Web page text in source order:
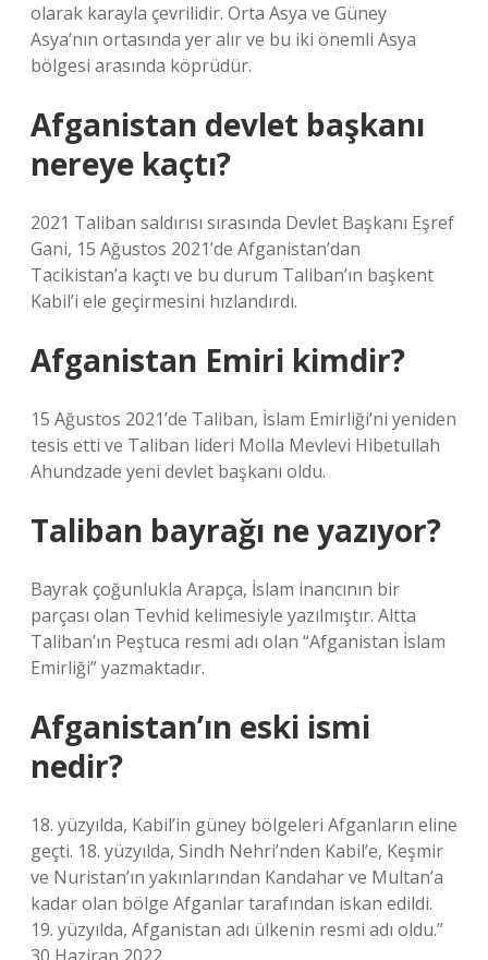
olarak karayla çevrilidir. Orta Asya ve Güney
Asya’nın ortasında yer alır ve bu iki önemli Asya
bölgesi arasında köprüdür.
Afganistan devlet başkanı
nereye kaçtı?
2021 Taliban saldırısı sırasında Devlet Başkanı Eşref
Gani, 15 Ağustos 2021’de Afganistan’dan
Tacikistan’a kaçtı ve bu durum Taliban’ın başkent
Kabil’i ele geçirmesini hızlandırdı.
Afganistan Emiri kimdir?
15 Ağustos 2021’de Taliban, İslam Emirliği’ni yeniden
tesis etti ve Taliban lideri Molla Mevlevi Hibetullah
Ahundzade yeni devlet başkanı oldu.
Taliban bayrağı ne yazıyor?
Bayrak çoğunlukla Arapça, İslam inancının bir
parçası olan Tevhid kelimesiyle yazılmıştır. Altta
Taliban’ın Peştuca resmi adı olan “Afganistan İslam
Emirliği” yazmaktadır.
Afganistan’ın eski ismi
nedir?
18. yüzyılda, Kabil’in güney bölgeleri Afganların eline
geçti. 18. yüzyılda, Sindh Nehri’nden Kabil’e, Keşmir
ve Nuristan’ın yakınlarından Kandahar ve Multan’a
kadar olan bölge Afganlar tarafından iskan edildi.
19. yüzyılda, Afganistan adı ülkenin resmi adı oldu.”